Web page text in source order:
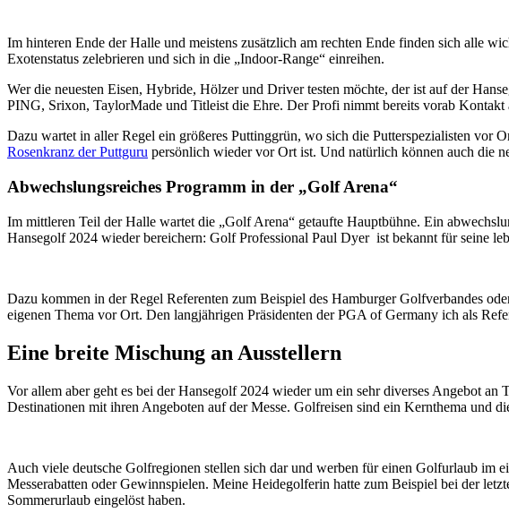
Im hinteren Ende der Halle und meistens zusätzlich am rechten Ende finden sich alle
Exotenstatus zelebrieren und sich in die „Indoor-Range“ einreihen.
Wer die neuesten Eisen, Hybride, Hölzer und Driver testen möchte, der ist auf der
PING, Srixon, TaylorMade und Titleist die Ehre. Der Profi nimmt bereits vorab Kontakt
Dazu wartet in aller Regel ein größeres Puttinggrün, wo sich die Putterspezialisten vor
Rosenkranz der Puttguru persönlich wieder vor Ort ist. Und natürlich können auch die
Abwechslungsreiches Programm in der „Golf Arena“
Im mittleren Teil der Halle wartet die „Golf Arena“ getaufte Hauptbühne. Ein
Hansegolf 2024 wieder bereichern: Golf Professional Paul Dyer ist bekannt für seine
Dazu kommen in der Regel Referenten zum Beispiel des Hamburger Golfverbandes
eigenen Thema vor Ort. Den langjährigen Präsidenten der PGA of Germany ich als
Eine breite Mischung an Ausstellern
Vor allem aber geht es bei der Hansegolf 2024 wieder um ein sehr diverses Angebot
Destinationen mit ihren Angeboten auf der Messe. Golfreisen sind ein Kernthema und
Auch viele deutsche Golfregionen stellen sich dar und werben für einen Golfurlaub im
Messerabatten oder Gewinnspielen. Meine Heidegolferin hatte zum Beispiel bei der
Sommerurlaub eingelöst haben.